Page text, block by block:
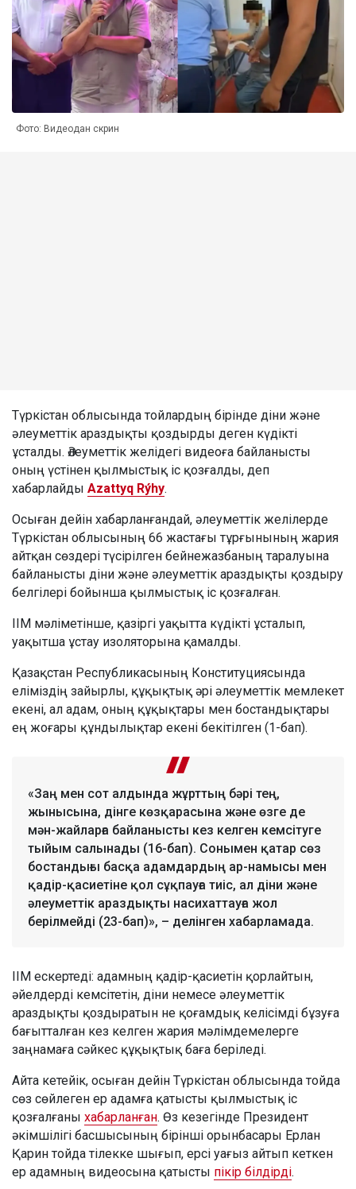
Фото: Видеодан скрин
Түркістан облысында тойлардың бірінде діни және
әлеуметтік араздықты қоздырды деген күдікті
ұсталды. Әлеуметтік желідегі видеоға байланысты
оның үстінен қылмыстық іс қозғалды, деп
хабарлайды Azattyq Rýhy.
Осыған дейін хабарланғандай, әлеуметтік желілерде
Түркістан облысының 66 жастағы тұрғынының жария
айтқан сөздері түсірілген бейнежазбаның таралуына
байланысты діни және әлеуметтік араздықты қоздыру
белгілері бойынша қылмыстық іс қозғалған.
ІІМ мәліметінше, қазіргі уақытта күдікті ұсталып,
уақытша ұстау изоляторына қамалды.
Қазақстан Республикасының Конституциясында
еліміздің зайырлы, құқықтық әрі әлеуметтік мемлекет
екені, ал адам, оның құқықтары мен бостандықтары
ең жоғары құндылықтар екені бекітілген (1-бап).
«Заң мен сот алдында жұрттың бәрі тең,
жынысына, дінге көзқарасына және өзге де
мән-жайларға байланысты кез келген кемсітуге
тыйым салынады (16-бап). Сонымен қатар сөз
бостандығы басқа адамдардың ар-намысы мен
қадір-қасиетіне қол сұқпауға тиіс, ал діни және
әлеуметтік араздықты насихаттауға жол
берілмейді (23-бап)», – делінген хабарламада.
ІІМ ескертеді: адамның қадір-қасиетін қорлайтын,
әйелдерді кемсітетін, діни немесе әлеуметтік
араздықты қоздыратын не қоғамдық келісімді бұзуға
бағытталған кез келген жария мәлімдемелерге
заңнамаға сәйкес құқықтық баға беріледі.
Айта кетейік, осыған дейін Түркістан облысында тойда
сөз сөйлеген ер адамға қатысты қылмыстық іс
қозғалғаны хабарланған. Өз кезегінде Президент
әкімшілігі басшысының бірінші орынбасары Ерлан
Қарин тойда тілекке шығып, ерсі уағыз айтып кеткен
ер адамның видеосына қатысты пікір білдірді.